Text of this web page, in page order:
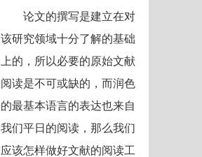
论文的撰写是建立在对
该研究领域十分了解的基础
上的，所以必要的原始文献
阅读是不可或缺的，而润色
的最基本语言的表达也来自
我们平日的阅读，那么我们
应该怎样做好文献的阅读工